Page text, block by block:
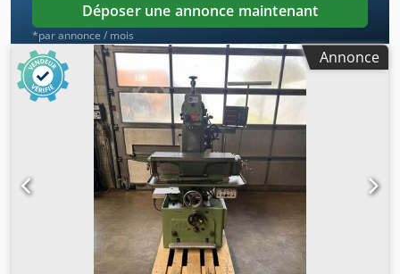
Déposer une annonce maintenant
*par annonce / mois
Annonce